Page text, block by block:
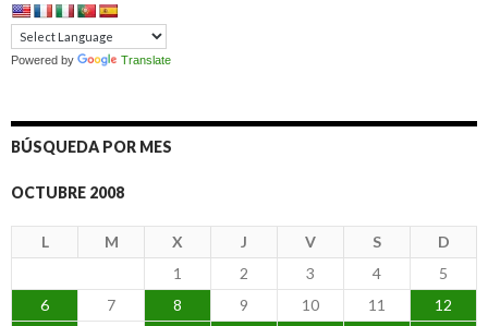
Powered by Translate
BÚSQUEDA POR MES
OCTUBRE 2008
L M X J V S
D
1
2 3 4
5
6
7 8 9 10 11
12